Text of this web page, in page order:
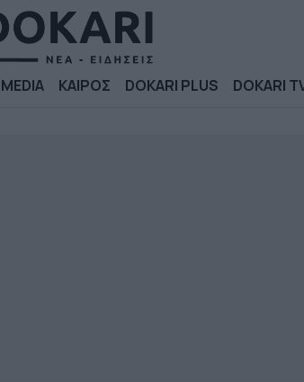
MEDIA ΚΑΙΡΟΣ DOKARI PLUS DOKARI